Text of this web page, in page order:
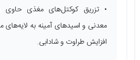
• تزریق کوکتل‌های مغذی حاوی
معدنی و اسیدهای آمینه به
افزایش طراوت و شادابی.